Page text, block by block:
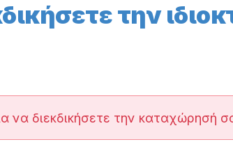
την
να διεκδικήσετε την καταχώρησή